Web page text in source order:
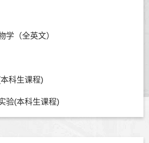
学（全英文）
科生课程)
验(本科生课程)